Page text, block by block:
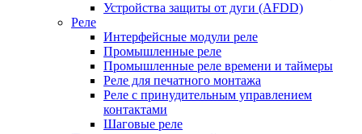
Устройства защиты от дуги (AFDD)
Реле
Интерфейсные модули реле
Промышленные реле
Промышленные реле времени и таймеры
Реле для печатного монтажа
Реле с принудительным управлением
контактами
Шаговые реле